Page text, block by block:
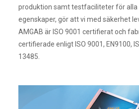
produktion samt testfaciliteter för alla
egenskaper, gör att vi med säkerhet
AMGAB är ISO 9001 certifierat och
certifierade enligt ISO 9001, EN9100,
13485.